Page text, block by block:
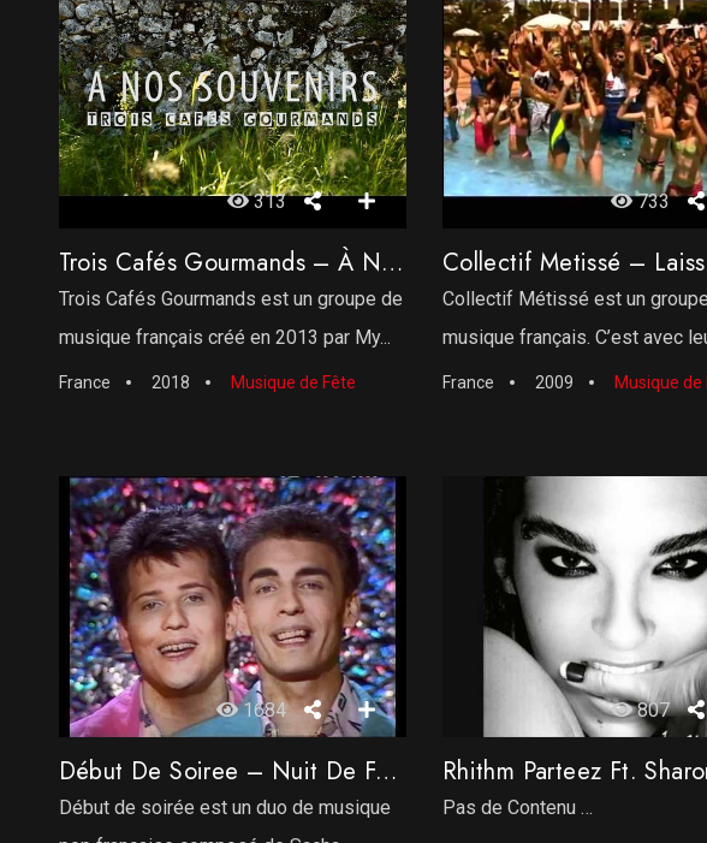
313
Trois Cafés Gourmands – À Nos Souvenirs
Trois Cafés Gourmands est un groupe de
musique français créé en 2013 par My...
France 2018 Musique de Fête
733
Collectif Métissé est un
musique français. C’est avec
France 2009 Musique de
1684
Début De Soiree – Nuit De Folie
Début de soirée est un duo de musique
807
Pas de Contenu …